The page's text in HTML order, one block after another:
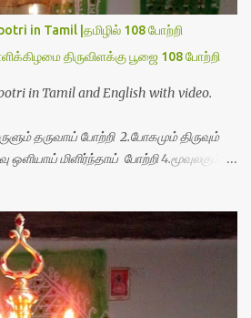
in Tamil |தமிழில் 108 போற்றி
திருவிளக்கு பூஜை 108 போற்றி
in Tamil and English with video.
தருவாய் போற்றி 2.போகமும் திருவும்
ஒளியாய் மிளிர்ந்தாய் போற்றி 4.மூவுலகும்
9.பேரின்பப் பெருக்காய் பொலிந்தாய்